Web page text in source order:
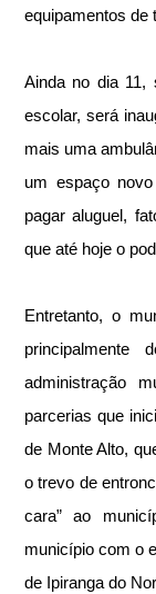
equipamentos de
Ainda no dia 11,
escolar, será
mais uma
um espaço
pagar aluguel,
que até hoje o
Entretanto, o
administração
parcerias que
de Monte Alto,
o trevo de
cara” ao
município com o
de Ipiranga do